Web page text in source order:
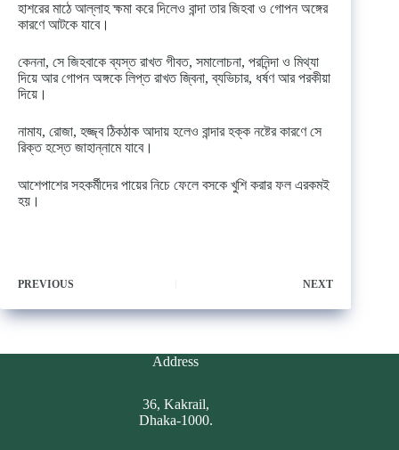
হাশরের মাঠে আল্লাহ ক্ষমা করে দিলেও বান্দা তার জিহবা ও গোপন অঙ্গের
কারণে আটকে যাবে।
কেননা, সে জিহবাকে ব্যস্ত রাখত গীবত, সমালোচনা, পরনিন্দা ও মিথ্যা
দিয়ে আর গোপন অঙ্গকে লিপ্ত রাখত জ্বিনা, ব্যভিচার, ধর্ষণ আর পরকীয়া
দিয়ে।
নামায, রোজা, হজ্জ্ব ঠিকঠাক আদায় হলেও বান্দার হক্ক নষ্টের কারণে সে
রিক্ত হস্তে জাহান্নামে যাবে।
আশেপাশের সহকর্মীদের পায়ের নিচে ফেলে বসকে খুশি করার ফল এরকমই
হয়।
PREVIOUS NEXT
Address
36, Kakrail,
Dhaka-1000.